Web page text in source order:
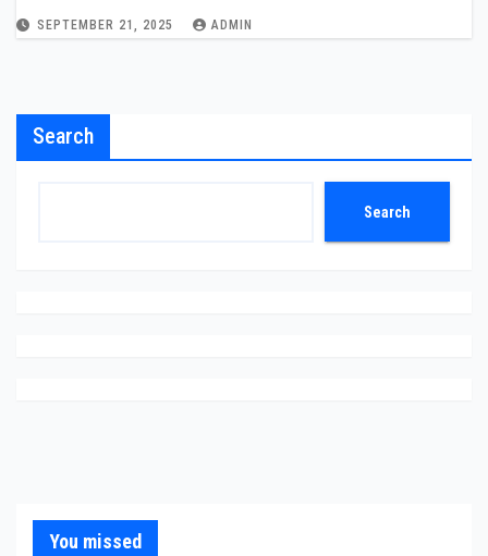
SEPTEMBER 21, 2025 ADMIN
Search
Search
You missed